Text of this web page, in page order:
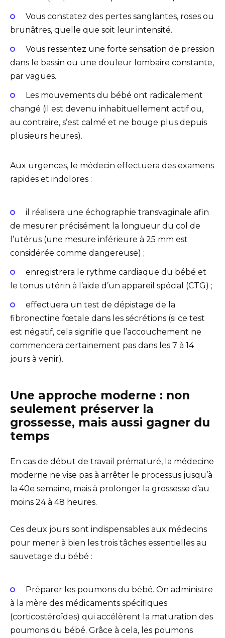
Vous constatez des pertes sanglantes, roses ou
brunâtres, quelle que soit leur intensité.
Vous ressentez une forte sensation de pression
dans le bassin ou une douleur lombaire constante,
par vagues.
Les mouvements du bébé ont radicalement
changé (il est devenu inhabituellement actif ou,
au contraire, s’est calmé et ne bouge plus depuis
plusieurs heures).
Aux urgences, le médecin effectuera des examens
rapides et indolores :
il réalisera une échographie transvaginale afin
de mesurer précisément la longueur du col de
l’utérus (une mesure inférieure à 25 mm est
considérée comme dangereuse) ;
enregistrera le rythme cardiaque du bébé et
le tonus utérin à l’aide d’un appareil spécial (CTG) ;
effectuera un test de dépistage de la
fibronectine fœtale dans les sécrétions (si ce test
est négatif, cela signifie que l’accouchement ne
commencera certainement pas dans les 7 à 14
jours à venir).
Une approche moderne : non
seulement préserver la
grossesse, mais aussi gagner du
temps
En cas de début de travail prématuré, la médecine
moderne ne vise pas à arrêter le processus jusqu’à
la 40e semaine, mais à prolonger la grossesse d’au
moins 24 à 48 heures.
Ces deux jours sont indispensables aux médecins
pour mener à bien les trois tâches essentielles au
sauvetage du bébé :
Préparer les poumons du bébé. On administre
à la mère des médicaments spécifiques
(corticostéroïdes) qui accélèrent la maturation des
poumons du bébé. Grâce à cela, les poumons